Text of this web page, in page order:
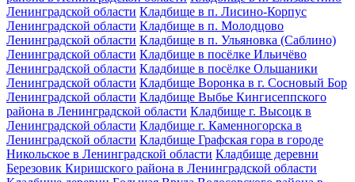
Ленинградской области Кладбище в п. Лисино-Корпус
Ленинградской области Кладбище в п. Молодцово
Ленинградской области Кладбище в п. Ульяновка (Саблино)
Ленинградской области Кладбище в посёлке Ильичёво
Ленинградской области Кладбище в посёлке Ольшаники
Ленинградской области Кладбище Воронка в г. Сосновый Бор
Ленинградской области Кладбище Выбье Кингисеппского
района в Ленинградской области Кладбище г. Высоцк в
Ленинградской области Кладбище г. Каменногорска в
Ленинградской области Кладбище Графская гора в городе
Никольское в Ленинградской области Кладбище деревни
Березовик Киришского района в Ленинградской области